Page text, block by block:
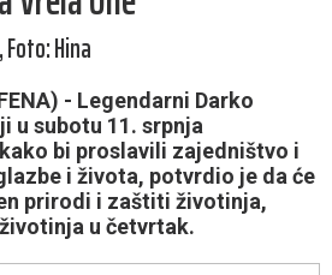
Hina
- Legendarni Darko
u subotu 11. srpnja
bi proslavili zajedništvo i
i života, potvrdio je da će
prirodi i zaštiti životinja,
u četvrtak.